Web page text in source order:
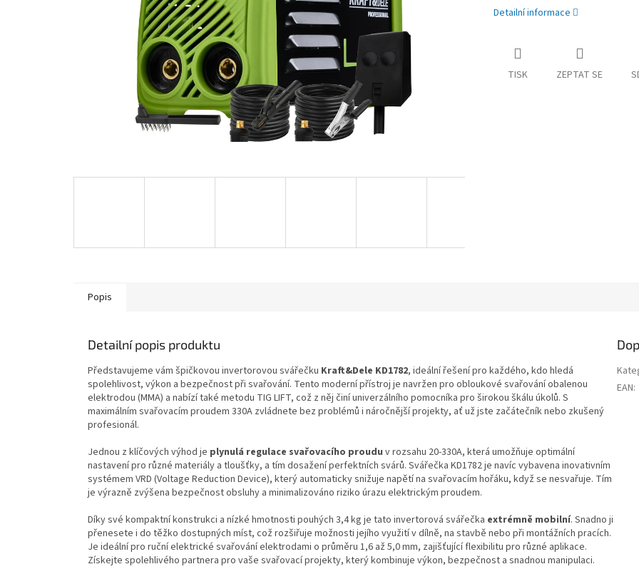
Detailní informace
TISK ZEPTAT SE
Popis
Detailní popis produktu
Představujeme vám špičkovou invertorovou svářečku Kraft&Dele KD1782, ideální řešení pro každého, kdo hledá
spolehlivost, výkon a bezpečnost při svařování. Tento moderní přístroj je navržen pro obloukové svařování obalenou
elektrodou (MMA) a nabízí také metodu TIG LIFT, což z něj činí univerzálního pomocníka pro širokou škálu úkolů. S
maximálním svařovacím proudem 330A zvládnete bez problémů i náročnější projekty, ať už jste začátečník nebo zkušený
profesionál.
Jednou z klíčových výhod je plynulá regulace svařovacího proudu v rozsahu 20-330A, která umožňuje optimální
nastavení pro různé materiály a tloušťky, a tím dosažení perfektních svárů. Svářečka KD1782 je navíc vybavena inovativním
systémem VRD (Voltage Reduction Device), který automaticky snižuje napětí na svařovacím hořáku, když se nesvařuje. Tím
je výrazně zvýšena bezpečnost obsluhy a minimalizováno riziko úrazu elektrickým proudem.
Díky své kompaktní konstrukci a nízké hmotnosti pouhých 3,4 kg je tato invertorová svářečka extrémně mobilní. Snadno ji
přenesete i do těžko dostupných míst, což rozšiřuje možnosti jejího využití v dílně, na stavbě nebo při montážních pracích.
Je ideální pro ruční elektrické svařování elektrodami o průměru 1,6 až 5,0 mm, zajišťující flexibilitu pro různé aplikace.
Získejte spolehlivého partnera pro vaše svařovací projekty, který kombinuje výkon, bezpečnost a snadnou manipulaci.
EAN: